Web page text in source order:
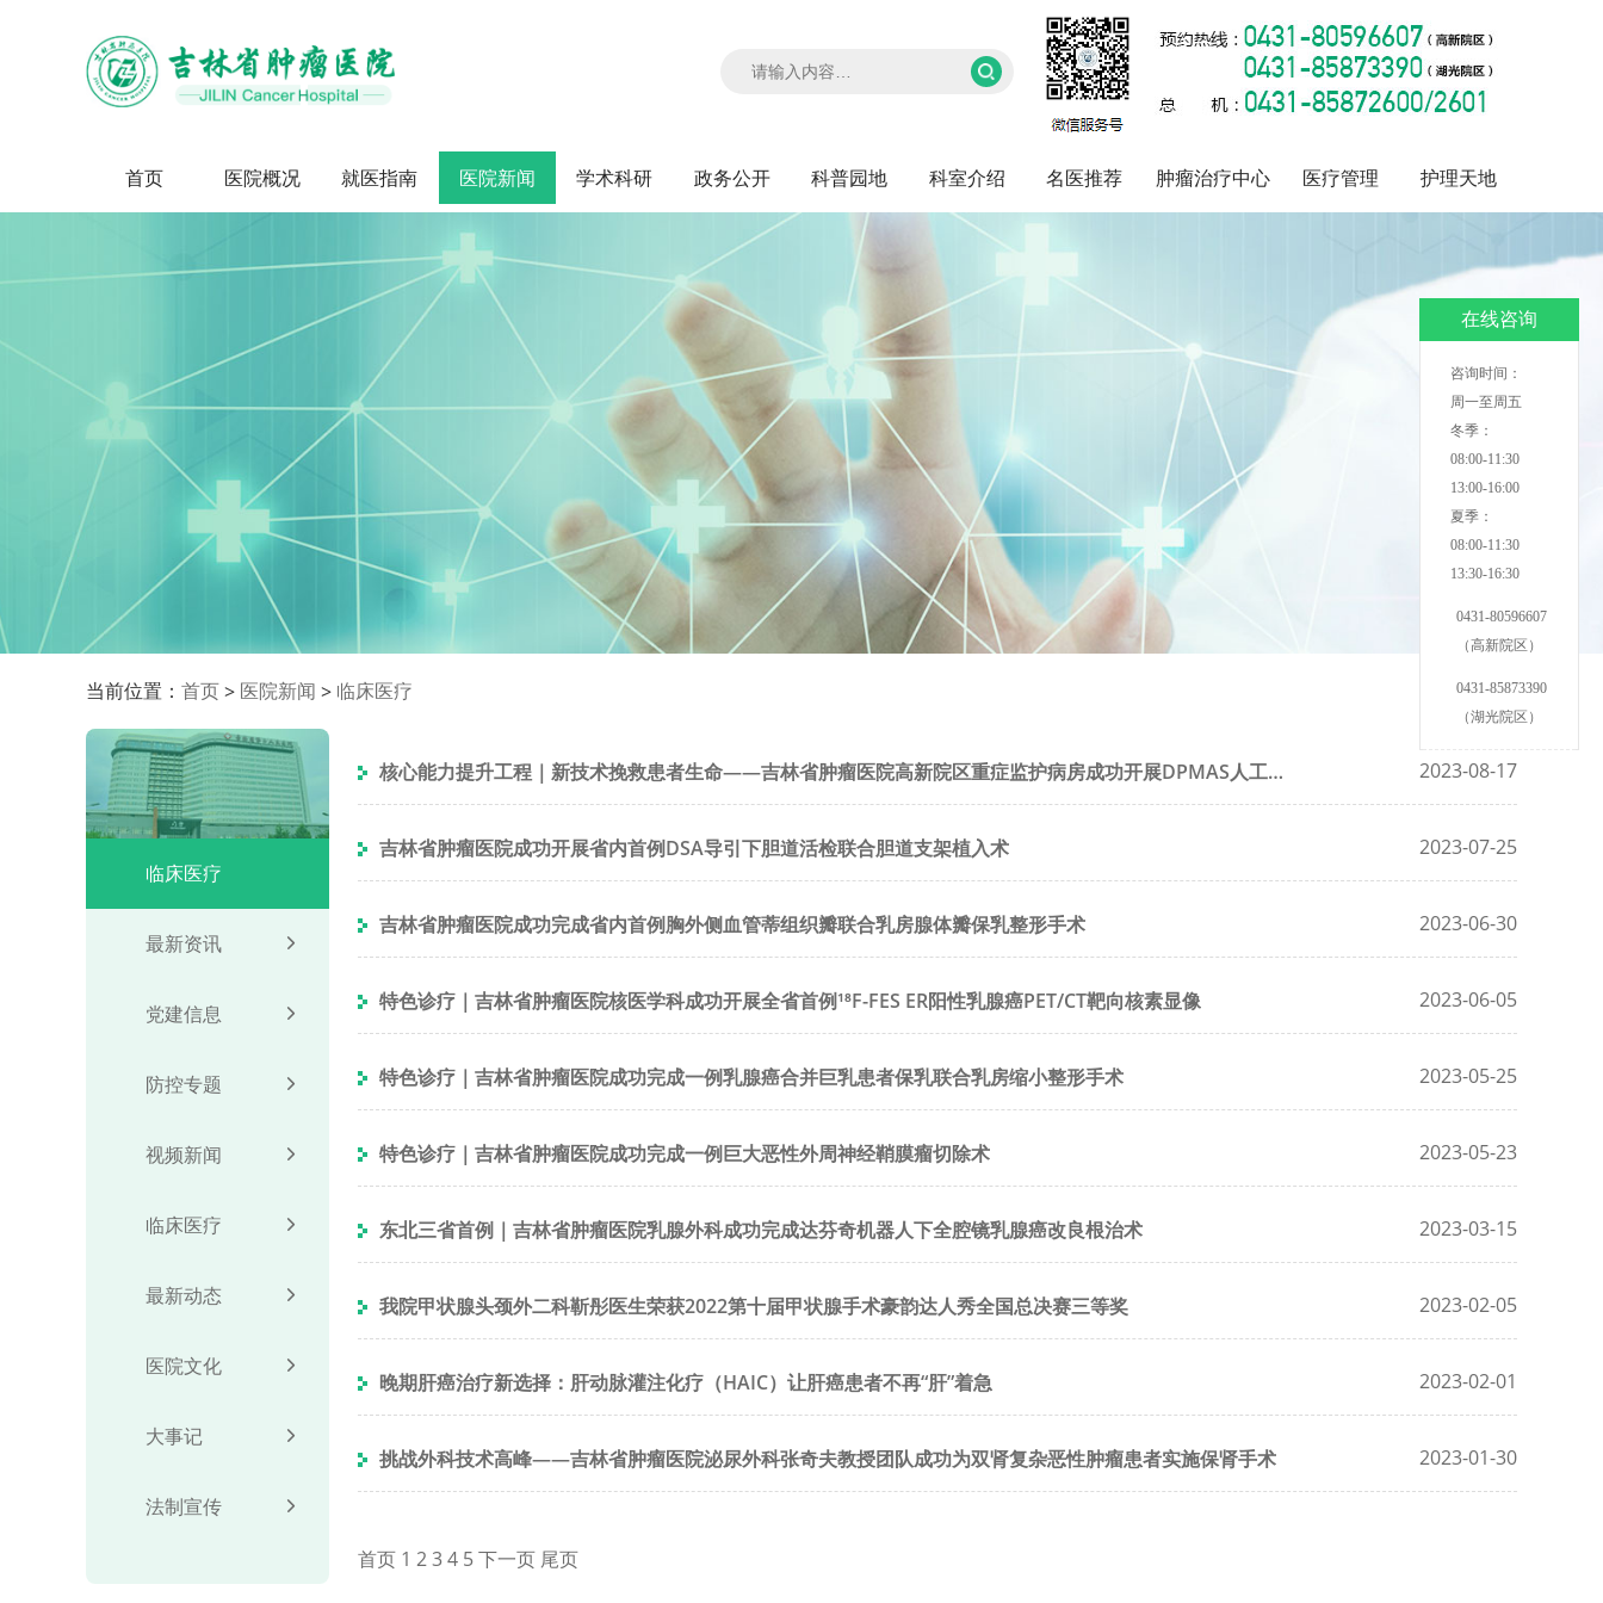
首页 医院概况 就医指南 医院新闻 学术科研 政务公开 科普园地 科室介绍 名医推荐 肿瘤治疗中心 医疗管理 护理天地
当前位置： 首页> 医院新闻 > 临床医疗
临床医疗
最新资讯
党建信息
防控专题
视频新闻
临床医疗
最新动态
医院文化
大事记
法制宣传
核心能力提升工程｜新技术挽救患者生命——吉林省肿瘤医院高新院区重症监护病房成功开展DPMAS人工肝新技术救治一名急性肝衰竭患者 2023-08-17
吉林省肿瘤医院成功开展省内首例DSA导引下胆道活检联合胆道支架植入术 2023-07-25
吉林省肿瘤医院成功完成省内首例胸外侧血管蒂组织瓣联合乳房腺体瓣保乳整形手术 2023-06-30
特色诊疗｜吉林省肿瘤医院核医学科成功开展全省首例¹⁸F-FES ER阳性乳腺癌PET/CT靶向核素显像 2023-06-05
特色诊疗｜吉林省肿瘤医院成功完成一例乳腺癌合并巨乳患者保乳联合乳房缩小整形手术 2023-05-25
特色诊疗｜吉林省肿瘤医院成功完成一例巨大恶性外周神经鞘膜瘤切除术 2023-05-23
东北三省首例｜吉林省肿瘤医院乳腺外科成功完成达芬奇机器人下全腔镜乳腺癌改良根治术 2023-03-15
我院甲状腺头颈外二科靳彤医生荣获2022第十届甲状腺手术豪韵达人秀全国总决赛三等奖 2023-02-05
晚期肝癌治疗新选择：肝动脉灌注化疗（HAIC）让肝癌患者不再“肝”着急 2023-02-01
挑战外科技术高峰——吉林省肿瘤医院泌尿外科张奇夫教授团队成功为双肾复杂恶性肿瘤患者实施保肾手术 2023-01-30
首页 1 234 5下一页 尾页
在线咨询
咨询时间：
周一至周五
冬季：
08:00-11:30
13:00-16:00
夏季：
08:00-11:30
13:30-16:30
0431-80596607
（高新院区）
0431-85873390
（湖光院区）